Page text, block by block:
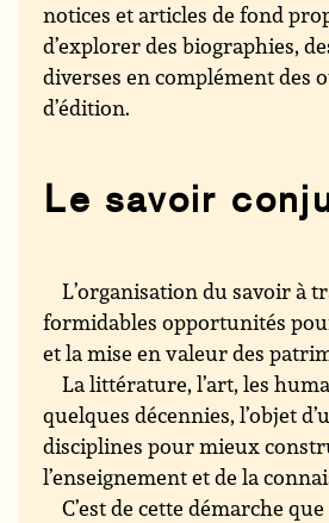
notices et articles de fond
d’explorer des biographies,
diverses en complément des
d’édition.
Le savoir
L’organisation du savoir à
formidables opportunités
et la mise en valeur des
La littérature, l’art, les
quelques décennies, l’objet
disciplines pour mieux
l’enseignement et de la
C’est de cette démarche